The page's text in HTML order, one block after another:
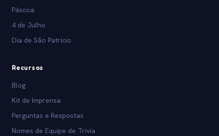
Páscoa
4 de Julho
Dia de São Patrício
Recursos
Blog
Kit de Imprensa
Perguntas e Respostas
Nomes de Equipe de Trivia